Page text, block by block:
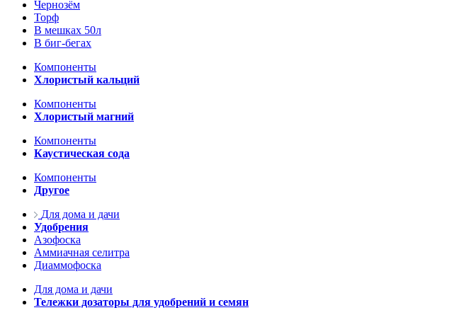
Чернозём
Торф
В мешках 50л
В биг-бегах
Компоненты
Хлористый кальций
Компоненты
Хлористый магний
Компоненты
Каустическая сода
Компоненты
Другое
Для дома и дачи
Удобрения
Азофоска
Аммиачная селитра
Диаммофоска
Для дома и дачи
Тележки дозаторы для удобрений и семян